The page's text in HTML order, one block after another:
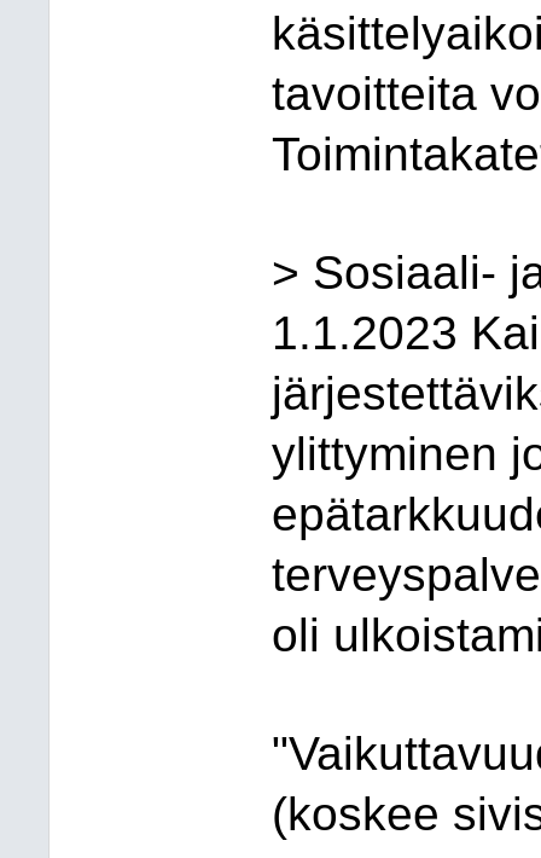
tavoitteita
> Sosiaali-
1.1.2023
ylittyminen
oli
"Vaik
(koskee